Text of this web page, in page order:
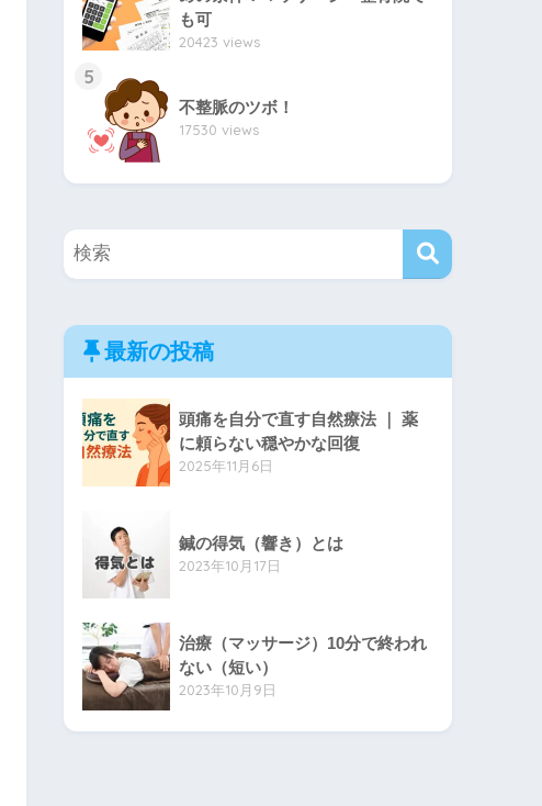
も可
20423 views
5
不整脈のツボ！
17530 views
最新の投稿
頭痛を自分で直す自然療法 ｜ 薬
に頼らない穏やかな回復
2025年11月6日
鍼の得気（響き）とは
2023年10月17日
治療（マッサージ）10分で終われ
ない（短い）
2023年10月9日